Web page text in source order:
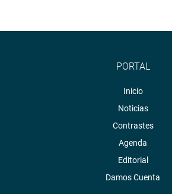
PORTAL
Inicio
Noticias
Contrastes
Agenda
Editorial
Damos Cuenta